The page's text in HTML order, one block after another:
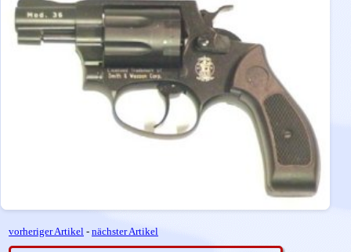
vorheriger Artikel - nächster Artikel